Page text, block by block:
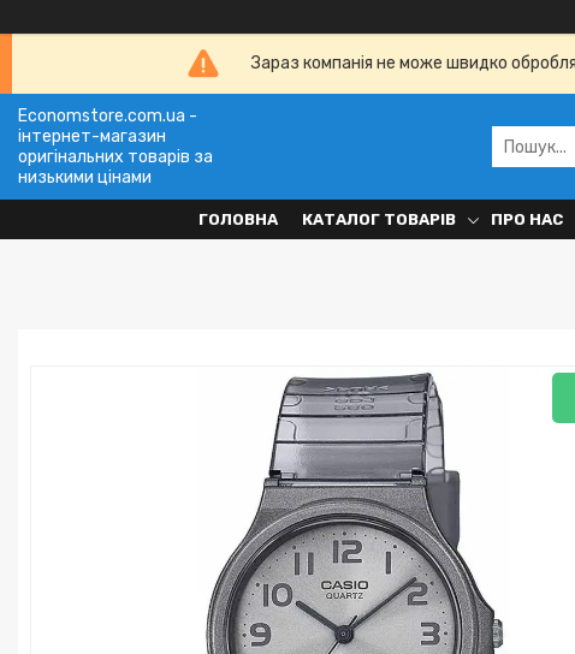
Зараз компанія не може швидко
Economstore.com.ua -
інтернет-магазин
оригінальних товарів за
низькими цінами
ГОЛОВНА КАТАЛОГ ТОВАРІВ ПРО НАС